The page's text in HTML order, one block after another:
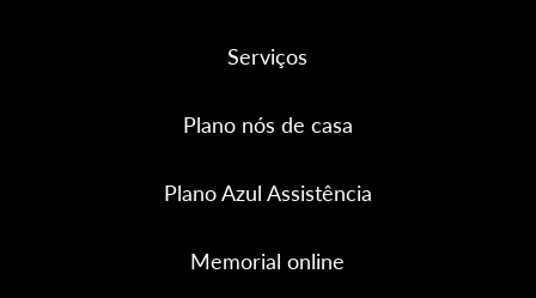
Serviços
Plano nós de casa
Plano Azul Assistência
Memorial online